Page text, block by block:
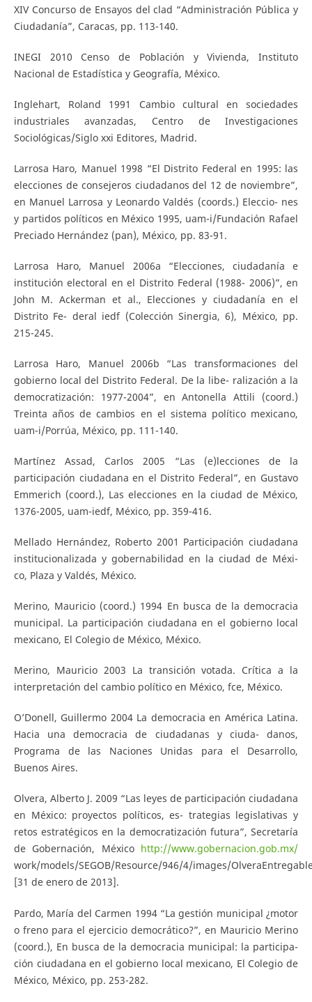
XIV Concurso de Ensayos del clad “Administración Pública y
Ciudadanía”, Caracas, pp. 113-140.
INEGI 2010 Censo de Población y Vivienda, Instituto
Nacional de Estadística y Geografía, México.
Inglehart, Roland 1991 Cambio cultural en sociedades
industriales avanzadas, Centro de Investigaciones
Sociológicas/Siglo xxi Editores, Madrid.
Larrosa Haro, Manuel 1998 “El Distrito Federal en 1995: las
elecciones de consejeros ciudadanos del 12 de noviembre”,
en Manuel Larrosa y Leonardo Valdés (coords.) Eleccio- nes
y partidos políticos en México 1995, uam-i/Fundación Rafael
Preciado Hernández (pan), México, pp. 83-91.
Larrosa Haro, Manuel 2006a “Elecciones, ciudadanía e
institución electoral en el Distrito Federal (1988- 2006)”, en
John M. Ackerman et al., Elecciones y ciudadanía en el
Distrito Fe- deral iedf (Colección Sinergia, 6), México, pp.
215-245.
Larrosa Haro, Manuel 2006b “Las transformaciones del
gobierno local del Distrito Federal. De la libe- ralización a la
democratización: 1977-2004”, en Antonella Attili (coord.)
Treinta años de cambios en el sistema político mexicano,
uam-i/Porrúa, México, pp. 111-140.
Martínez Assad, Carlos 2005 “Las (e)lecciones de la
participación ciudadana en el Distrito Federal”, en Gustavo
Emmerich (coord.), Las elecciones en la ciudad de México,
1376-2005, uam-iedf, México, pp. 359-416.
Mellado Hernández, Roberto 2001 Participación ciudadana
institucionalizada y gobernabilidad en la ciudad de Méxi-
co, Plaza y Valdés, México.
Merino, Mauricio (coord.) 1994 En busca de la democracia
municipal. La participación ciudadana en el gobierno local
mexicano, El Colegio de México, México.
Merino, Mauricio 2003 La transición votada. Crítica a la
interpretación del cambio político en México, fce, México.
O’Donell, Guillermo 2004 La democracia en América Latina.
Hacia una democracia de ciudadanas y ciuda- danos,
Programa de las Naciones Unidas para el Desarrollo,
Buenos Aires.
Olvera, Alberto J. 2009 “Las leyes de participación ciudadana
en México: proyectos políticos, es- trategias legislativas y
retos estratégicos en la democratización futura”, Secretaría
de Gobernación, México http://www.gobernacion.gob.mx/
work/models/SEGOB/Resource/946/4/images/
[31 de enero de 2013].
Pardo, María del Carmen 1994 “La gestión municipal ¿motor
o freno para el ejercicio democrático?”, en Mauricio Merino
(coord.), En busca de la democracia municipal: la participa-
ción ciudadana en el gobierno local mexicano, El Colegio de
México, México, pp. 253-282.